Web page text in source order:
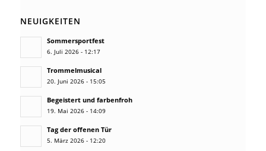
NEUIGKEITEN
Sommersportfest
6. Juli 2026 - 12:17
Trommelmusical
20. Juni 2026 - 15:05
Begeistert und farbenfroh
19. Mai 2026 - 14:09
Tag der offenen Tür
5. März 2026 - 12:20